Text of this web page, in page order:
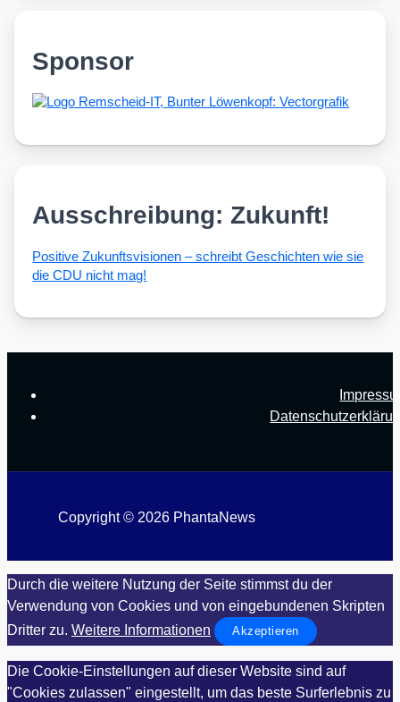
Sponsor
Ausschreibung: Zukunft!
Posi­ti­ve Zukunfts­vi­sio­nen – schreibt Geschich­ten wie sie
die CDU nicht mag!
Copyright © 2026 PhantaNews
Durch die weitere Nutzung der Seite stimmst du der
Verwendung von Cookies und von eingebundenen Skripten
Dritter zu. Weitere Informationen Akzeptieren
Die Cookie-Einstellungen auf dieser Website sind auf
"Cookies zulassen" eingestellt, um das beste Surferlebnis zu